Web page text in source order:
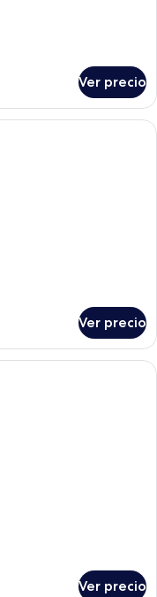
Ver precio
con cama, televisor,
Ver precio
de hotel con cama,
Ver precio